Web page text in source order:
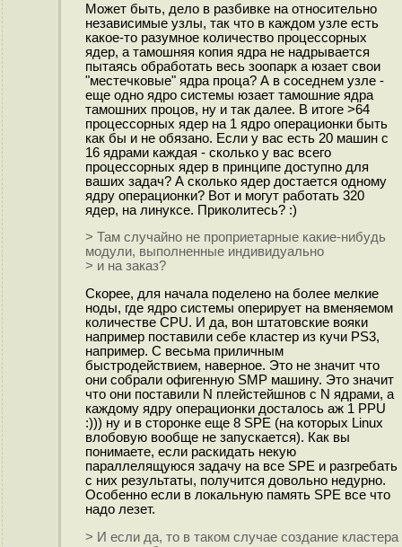
Может быть, дело в разбивке на относительно
независимые узлы, так что в каждом узле есть
какое-то разумное количество процессорных
ядер, а тамошняя копия ядра не надрывается
пытаясь обработать весь зоопарк а юзает свои
"местечковые" ядра проца? А в соседнем узле -
еще одно ядро системы юзает тамошние ядра
тамошних процов, ну и так далее. В итоге >64
процессорных ядер на 1 ядро операционки быть
как бы и не обязано. Если у вас есть 20 машин с
16 ядрами каждая - сколько у вас всего
процессорных ядер в принципе доступно для
ваших задач? А сколько ядер достается одному
ядру операционки? Вот и могут работать 320
ядер, на линуксе. Приколитесь? :)
> Там случайно не проприетарные какие-нибудь
модули, выполненные индивидуально
> и на заказ?
Скорее, для начала поделено на более мелкие
ноды, где ядро системы оперирует на вменяемом
количестве CPU. И да, вон штатовские вояки
например поставили себе кластер из кучи PS3,
например. С весьма приличным
быстродействием, наверное. Это не значит что
они собрали офигенную SMP машину. Это значит
что они поставили N плейстейшнов с N ядрами, а
каждому ядру операционки досталось аж 1 PPU
:))) ну и в сторонке еще 8 SPE (на которых Linux
влобовую вообще не запускается). Как вы
понимаете, если раскидать некую
параллелящуюся задачу на все SPE и разгребать
с них результаты, получится довольно недурно.
Особенно если в локальную память SPE все что
надо лезет.
> И если да, то в таком случае создание кластера